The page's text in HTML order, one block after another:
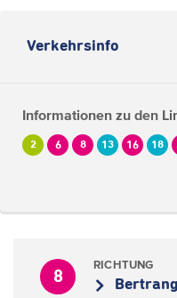
Verkehrsinfo
Informationen zu den
2 6 8 13 16 18
8
RICHTUNG